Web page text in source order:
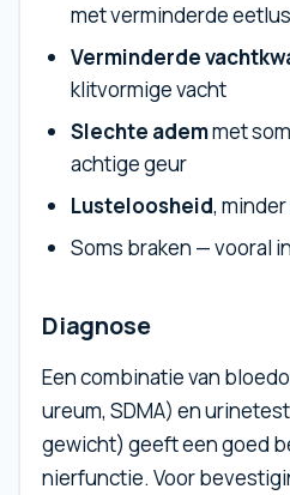
met verminderde
Verminderde
klitvormige vacht
Slechte ademmet
achtige geur
Lusteloosheid,
Soms braken — vooral
Diagnose
Een combinatie van
ureum, SDMA) en
gewicht) geeft een goed
nierfunctie. Voor